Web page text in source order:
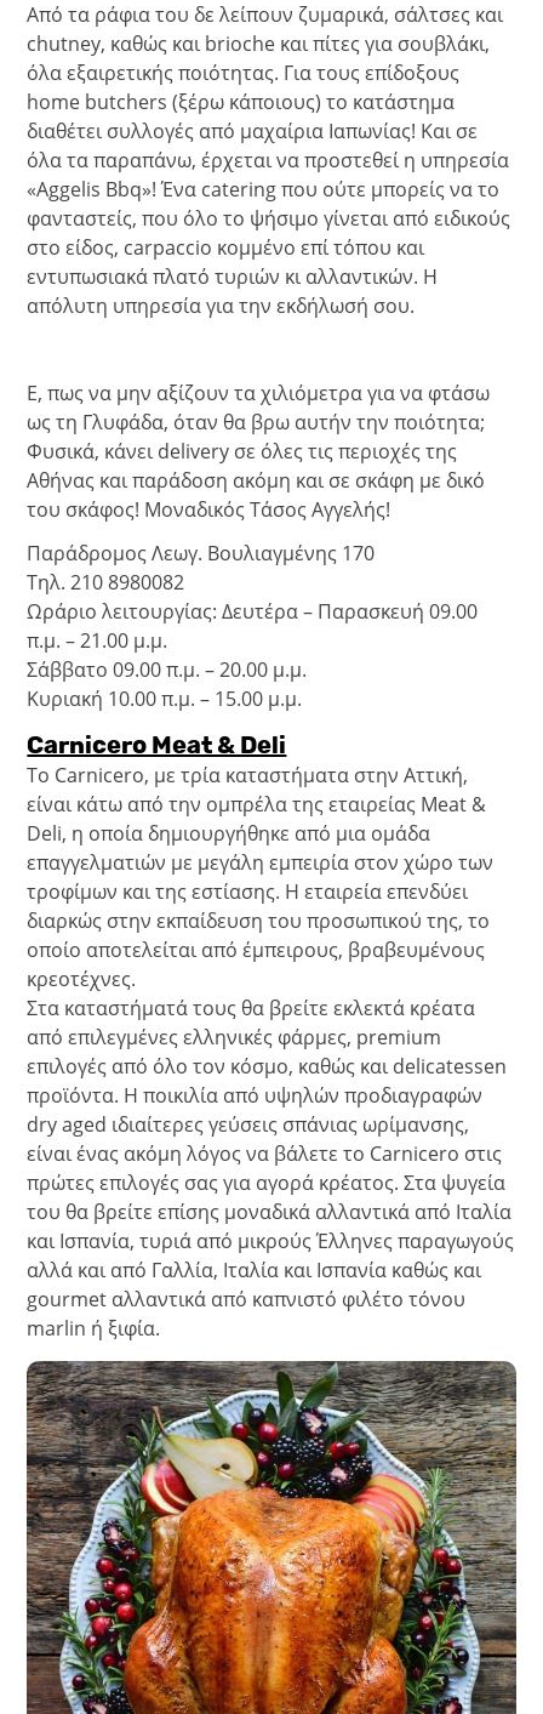
Από τα ράφια του δε λείπουν ζυμαρικά, σάλτσες και
chutney, καθώς και brioche και πίτες για σουβλάκι,
όλα εξαιρετικής ποιότητας. Για τους επίδοξους
home butchers (ξέρω κάποιους) το κατάστημα
διαθέτει συλλογές από μαχαίρια Ιαπωνίας! Και σε
όλα τα παραπάνω, έρχεται να προστεθεί η υπηρεσία
«Aggelis Bbq»! Ένα catering που ούτε μπορείς να το
φανταστείς, που όλο το ψήσιμο γίνεται από ειδικούς
στο είδος, carpaccio κομμένο επί τόπου και
εντυπωσιακά πλατό τυριών κι αλλαντικών. Η
απόλυτη υπηρεσία για την εκδήλωσή σου.
Ε, πως να μην αξίζουν τα χιλιόμετρα για να φτάσω
ως τη Γλυφάδα, όταν θα βρω αυτήν την ποιότητα;
Φυσικά, κάνει delivery σε όλες τις περιοχές της
Αθήνας και παράδοση ακόμη και σε σκάφη με δικό
του σκάφος! Μοναδικός Τάσος Αγγελής!
Παράδρομος Λεωγ. Βουλιαγμένης 170
Τηλ. 210 8980082
Ωράριο λειτουργίας: Δευτέρα – Παρασκευή 09.00
π.μ. – 21.00 μ.μ.
Σάββατο 09.00 π.μ. – 20.00 μ.μ.
Κυριακή 10.00 π.μ. – 15.00 μ.μ.
Carnicero Meat & Deli
Το Carnicero, με τρία καταστήματα στην Αττική,
είναι κάτω από την ομπρέλα της εταιρείας Meat &
Deli, η οποία δημιουργήθηκε από μια ομάδα
επαγγελματιών με μεγάλη εμπειρία στον χώρο των
τροφίμων και της εστίασης. Η εταιρεία επενδύει
διαρκώς στην εκπαίδευση του προσωπικού της, το
οποίο αποτελείται από έμπειρους, βραβευμένους
κρεοτέχνες.
Στα καταστήματά τους θα βρείτε εκλεκτά κρέατα
από επιλεγμένες ελληνικές φάρμες, premium
επιλογές από όλο τον κόσμο, καθώς και delicatessen
προϊόντα. Η ποικιλία από υψηλών προδιαγραφών
dry aged ιδιαίτερες γεύσεις σπάνιας ωρίμανσης,
είναι ένας ακόμη λόγος να βάλετε το Carnicero στις
πρώτες επιλογές σας για αγορά κρέατος. Στα ψυγεία
του θα βρείτε επίσης μοναδικά αλλαντικά από Ιταλία
και Ισπανία, τυριά από μικρούς Έλληνες παραγωγούς
αλλά και από Γαλλία, Ιταλία και Ισπανία καθώς και
gourmet αλλαντικά από καπνιστό φιλέτο τόνου
marlin ή ξιφία.